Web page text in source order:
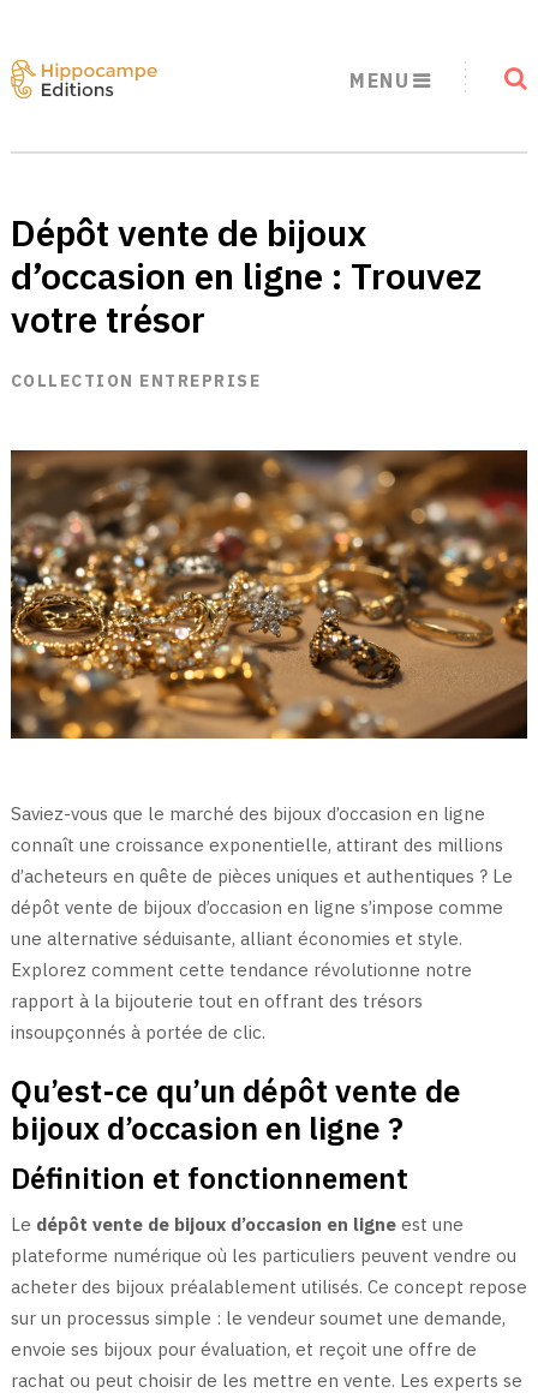
MENU
Dépôt vente de bijoux
d’occasion en ligne : Trouvez
votre trésor
COLLECTION ENTREPRISE
Saviez-vous que le marché des bijoux d’occasion en ligne
connaît une croissance exponentielle, attirant des millions
d’acheteurs en quête de pièces uniques et authentiques ? Le
dépôt vente de bijoux d’occasion en ligne s’impose comme
une alternative séduisante, alliant économies et style.
Explorez comment cette tendance révolutionne notre
rapport à la bijouterie tout en offrant des trésors
insoupçonnés à portée de clic.
Qu’est-ce qu’un dépôt vente de
bijoux d’occasion en ligne ?
Définition et fonctionnement
Le dépôt vente de bijoux d’occasion en ligneest une
plateforme numérique où les particuliers peuvent vendre ou
acheter des bijoux préalablement utilisés. Ce concept repose
sur un processus simple : le vendeur soumet une demande,
envoie ses bijoux pour évaluation, et reçoit une offre de
rachat ou peut choisir de les mettre en vente. Les experts se